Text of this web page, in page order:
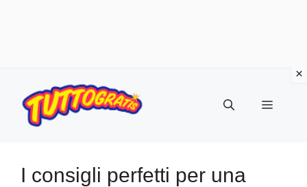
contenuto
Menu
I consigli perfetti per una